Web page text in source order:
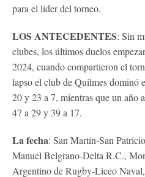
para el líder del torneo.
LOS ANTECEDENTES: Sin
clubes, los últimos duelos
2024, cuando compartieron el
lapso el club de Quilmes dominó
20 y 23 a 7, mientras que un año
47 a 29 y 39 a 17.
La fecha: San Martín-San
Manuel Belgrano-Delta R.C.,
Argentino de Rugby-Liceo